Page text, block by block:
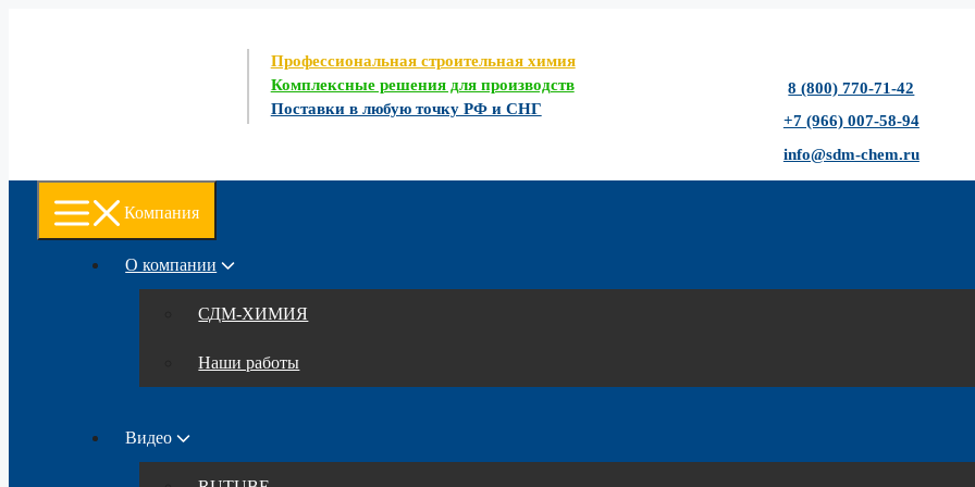
Профессиональная строительная химия
Комплексные решения для производств
Поставки в любую точку РФ и СНГ
8 (800) 770-71-42
+7 (966) 007-58-94
info@sdm-chem.ru
Компания
О компании
СДМ-ХИМИЯ
Наши работы
Видео